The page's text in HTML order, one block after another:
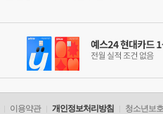
이용약관 개인정보처리방침 청소년보